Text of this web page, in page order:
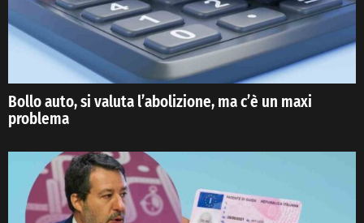
Bollo auto, si valuta l’abolizione, ma c’è un maxi
problema